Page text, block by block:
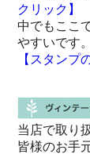
クリック】
中でもここ
やすいです。
【スタンプ
当店で取り
皆様のお手